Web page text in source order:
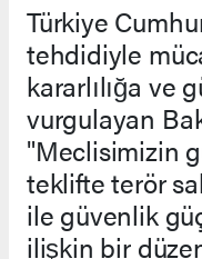
Türkiye
tehdidiyle
kararlılığa ve
vurgulayan
"Meclisimizin
teklifte terör
ile güvenlik
ilişkin bir